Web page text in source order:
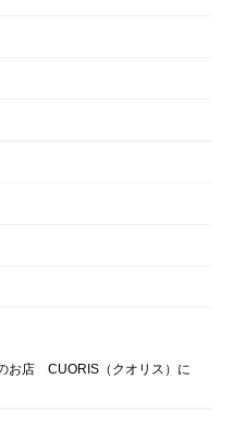
お店 CUORIS（クオリス）に